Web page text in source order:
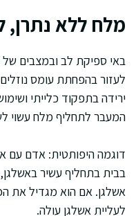
מלח ללא נתרן,
באי ספיקת לב ובמצבים של
לעזור בהפחתת עומס
ירידה בתפקוד כלייתי
המעבר לתחליף מלח עשוי
דוגמה היפותטית: אדם
בבית בתחליף עשיר
אשלגן. אם הוא מגדיל את
לעליית אשלגן עולה.